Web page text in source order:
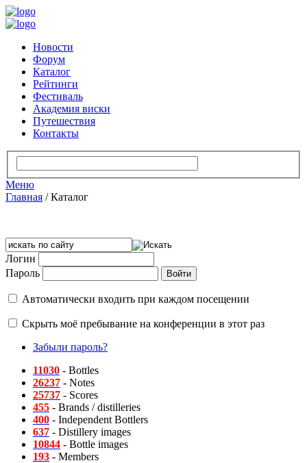
Новости
Форум
Каталог
Рейтинги
Фестиваль
Академия виски
Путешествия
Контакты
Меню
Главная /Каталог
Логин
Пароль
Автоматически входить при каждом посещении
Скрыть моё пребывание на конференции в этот раз
Забыли пароль?
11030 - Bottles
26237 - Notes
25737 - Scores
455 - Brands / distilleries
400 - Independent Bottlers
637 - Distillery images
10844 - Bottle images
193 - Members